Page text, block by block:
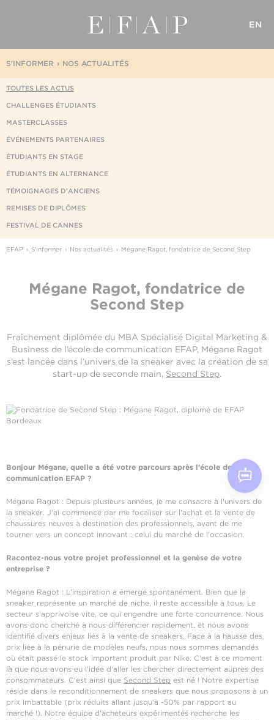
EN
NOS ACTUALITÉS
S'INFORMER
TOUTES LES ACTUS
CHALLENGES ÉTUDIANTS
MASTERCLASSES
ÉVÉNEMENTS PARTENAIRES
ÉTUDIANTS EN STAGE
ÉTUDIANTS EN ALTERNANCE
TÉMOIGNAGES D'ANCIENS
REMISES DE DIPLÔMES
FESTIVAL DE CANNES
EFAP S'informer Nos actualités Mégane Ragot, fondatrice de Second Step
Mégane Ragot, fondatrice de
Second Step
Fraîchement diplômée du MBA Spécialisé Digital Marketing &
Business de l’école de communication EFAP, Mégane Ragot
s’est lancée dans l’univers de la sneaker avec la création de sa
start-up de seconde main, Second Step.
Bonjour Mégane, quelle a été votre parcours après l’école de
communication EFAP ?
Mégane Ragot : Depuis plusieurs années, je me consacre à l'univers de
la sneaker. J'ai commencé par me focaliser sur l'achat et la vente de
chaussures neuves à destination des professionnels, avant de me
tourner vers un concept innovant : celui du marché de l'occasion.
Racontez-nous votre projet professionnel et la genèse de votre
entreprise ?
Mégane Ragot : L’inspiration a émergé spontanément. Bien que la
sneaker représente un marché de niche, il reste accessible à tous. Le
secteur s'apprivoise vite, ce qui engendre une forte concurrence. Nous
avons donc cherché à nous différencier rapidement, et nous avons
identifié divers enjeux liés à la vente de sneakers. Face à la hausse des
prix liée à la pénurie de modèles neufs, nous nous sommes demandés
où était passé le stock important produit par Nike. C'est à ce moment
là que nous avons eu l'idée d'aller les chercher directement auprès des
consommateurs. C'est ainsi que Second Step est né ! Notre expertise
réside dans le reconditionnement de sneakers que nous proposons à un
prix imbattable (prix réduits allant jusqu'à -50% par rapport au
marché !). Notre équipe d'acheteurs expérimentés recherche les